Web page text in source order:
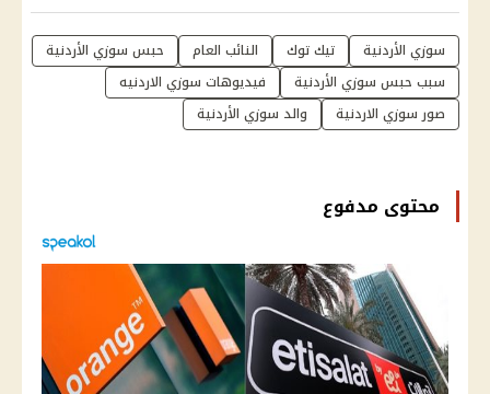
سوزي الأردنية تيك توك النائب العام
حبس سوزي الأردنية
سبب حبس سوزي الأردنية
فيديوهات سوزي الاردنيه
صور سوزي الاردنية
والد سوزي الأردنية
محتوى مدفوع